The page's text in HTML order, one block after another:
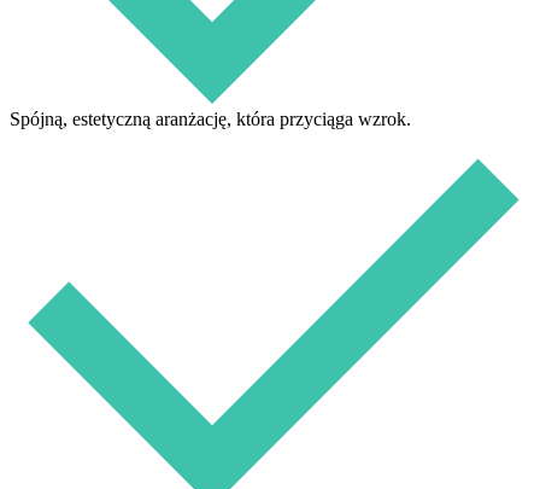
Spójną, estetyczną aranżację, która przyciąga wzrok.